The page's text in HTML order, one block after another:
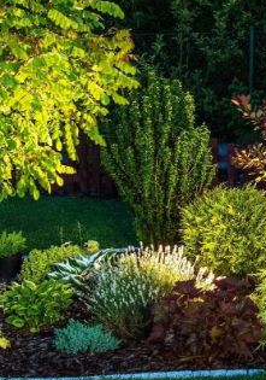
vous nous envoyer
c’est avec ce
du budget que vous
; etc. Ce
notre entreprise
nous l’étudierons
en moins de 24
notre
Pour
nos
vos
de